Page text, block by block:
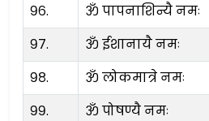
९६.
ॐ पापनाशिन्यै नमः
९७.
ॐ ईशानायै नमः
९८.
ॐ लोकमात्रे नमः
९९.
ॐ पोषण्यै नमः